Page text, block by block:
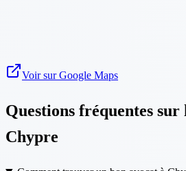
Voir sur Google Maps
Questions fréquentes sur
Chypre